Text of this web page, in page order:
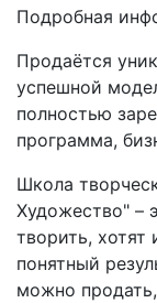
Подробная
Продаётся
успешной
полностью
программа,
Школа
Художество" –
творить, хотят
понятный
можно